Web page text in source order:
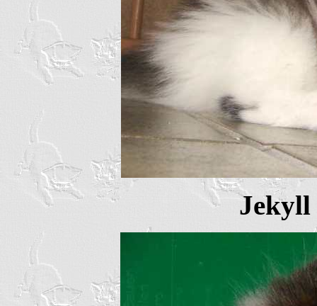
Jekyll